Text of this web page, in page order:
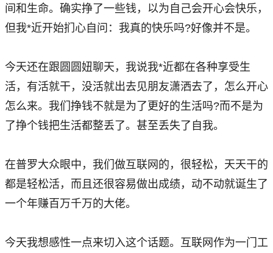
间和生命。确实挣了一些钱，以为自己会开心会快乐，
但我*近开始扪心自问：我真的快乐吗?好像并不是。
今天还在跟圆圆妞聊天，我说我*近都在各种享受生
活，有活就干，没活就出去见朋友潇洒去了，怎么开心
怎么来。我们挣钱不就是为了更好的生活吗?而不是为
了挣个钱把生活都整丢了。甚至丢失了自我。
在普罗大众眼中，我们做互联网的，很轻松，天天干的
都是轻松活，而且还很容易做出成绩，动不动就诞生了
一个年赚百万千万的大佬。
今天我想感性一点来切入这个话题。互联网作为一门工